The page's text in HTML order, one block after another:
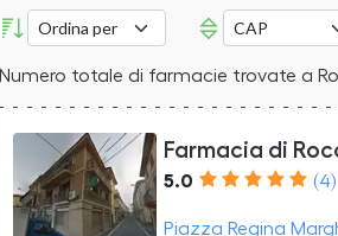
Numero totale di farmacie trovate a
Farmacia di
5.0 (4)
Piazza Regina